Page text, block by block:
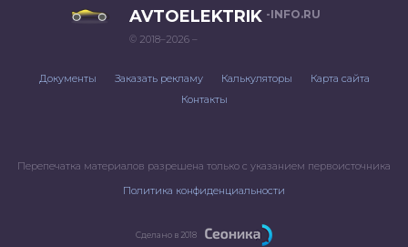
AVTOELEKTRIK -INFO.RU
© 2018–2026 –
Документы Заказать рекламу Калькуляторы
Карта сайта
Контакты
Перепечатка материалов разрешена только с указанием первоисточника
Политика конфиденциальности
Сделано в 2018